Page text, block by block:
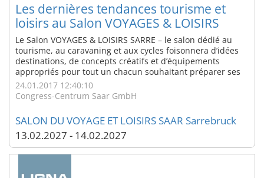
Les dernières tendances tourisme et
loisirs au Salon VOYAGES & LOISIRS
SARRE au Parc des Expositions de
Sarrebruck
Le Salon VOYAGES & LOISIRS SARRE – le salon dédié au
tourisme, au caravaning et aux cycles foisonnera d’idées
destinations, de concepts créatifs et d’équipements
appropriés pour tout un chacun souhaitant préparer ses
prochaines vacances. Il se tiendra du 27 au 29 janvier
2017 au Parc des Expositions de Sarrebruck. Trois jours
durant, dans les 8.000 ...
24.01.2017 12:40:10
Congress-Centrum Saar GmbH
SALON DU VOYAGE ET LOISIRS SAAR Sarrebruck
13.02.2027 - 14.02.2027